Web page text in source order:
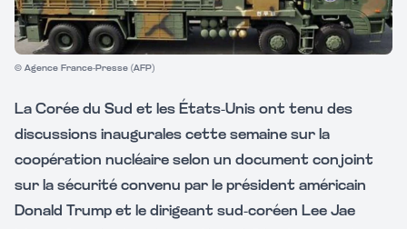
© Agence France-Presse (AFP)
La Corée du Sud et les États-Unis ont tenu des
discussions inaugurales cette semaine sur la
coopération nucléaire selon un document conjoint
sur la sécurité convenu par le président américain
Donald Trump et le dirigeant sud-coréen Lee Jae